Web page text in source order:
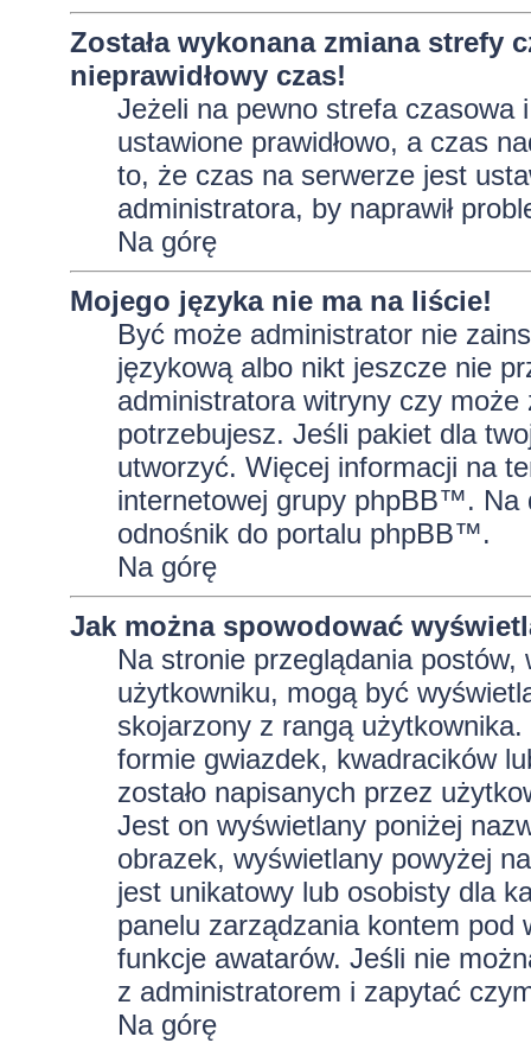
Została wykonana zmiana strefy
nieprawidłowy czas!
Jeżeli na pewno strefa czasowa
ustawione prawidłowo, a czas
to, że czas na serwerze jest
administratora, by naprawił
Na górę
Mojego języka nie ma na liście!
Być może administrator nie
językową albo nikt jeszcze nie
administratora witryny czy
potrzebujesz. Jeśli pakiet dla
utworzyć. Więcej informacji na
internetowej grupy phpBB™. Na
odnośnik do portalu phpBB™.
Na górę
Jak można spowodować
Na stronie przeglądania
użytkowniku, mogą być
skojarzony z rangą
formie gwiazdek, kwadracików
zostało napisanych przez
Jest on wyświetlany poniżej
obrazek, wyświetlany powyżej
jest unikatowy lub osobisty dla
panelu zarządzania kontem pod
funkcje awatarów. Jeśli nie
z administratorem i zapytać
Na górę